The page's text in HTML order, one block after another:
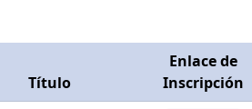
Título
Enlace de
Inscripción